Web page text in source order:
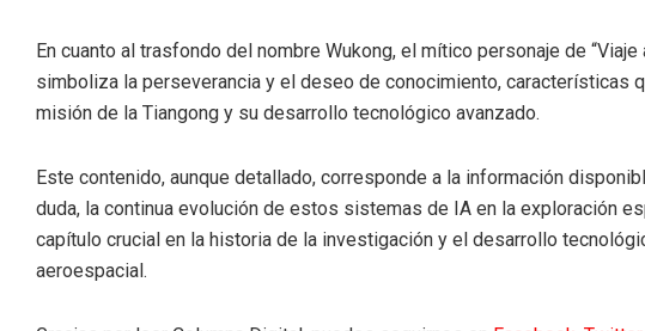
En cuanto al trasfondo del nombre Wukong, el mítico personaje de “Viaje
simboliza la perseverancia y el deseo de conocimiento, características
misión de la Tiangong y su desarrollo tecnológico avanzado.
Este contenido, aunque detallado, corresponde a la información
duda, la continua evolución de estos sistemas de IA en la exploración
capítulo crucial en la historia de la investigación y el desarrollo
aeroespacial.